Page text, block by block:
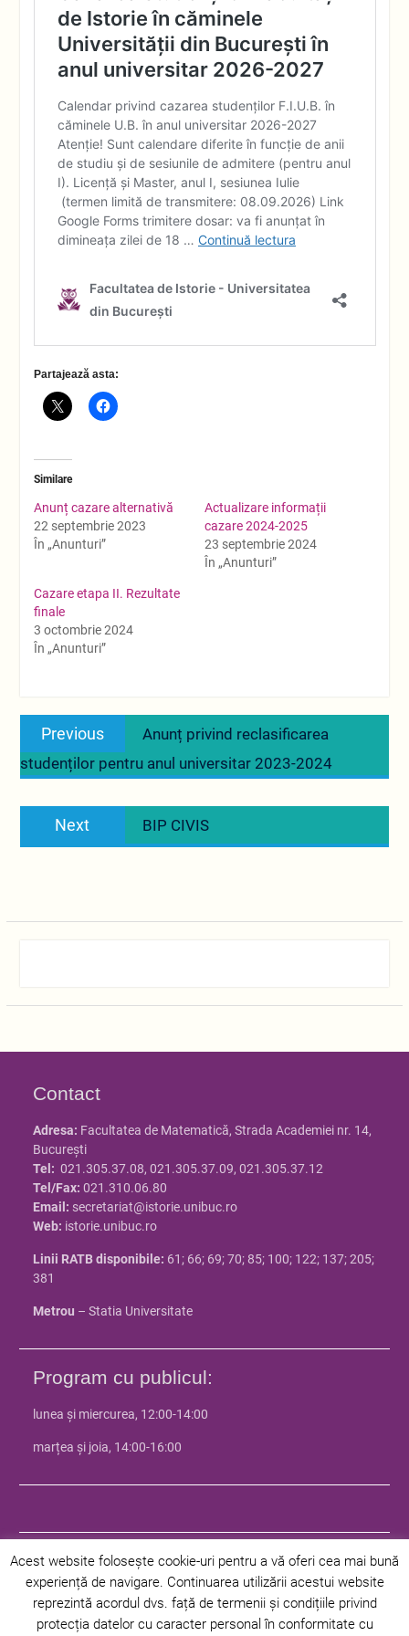
Partajează asta:
Similare
Anunț cazare alternativă
22 septembrie 2023
În „Anunturi”
Actualizare informații
cazare 2024-2025
23 septembrie 2024
În „Anunturi”
Cazare etapa II. Rezultate
finale
3 octombrie 2024
În „Anunturi”
Navigare
articole
Previous
post:
Anunț privind reclasificarea
studenților pentru anul universitar 2023-2024
Next
post:
BIP CIVIS
Contact
Adresa: Facultatea de Matematică, Strada Academiei nr. 14,
Bucureşti
Tel: 021.305.37.08, 021.305.37.09, 021.305.37.12
Tel/Fax: 021.310.06.80
Email: secretariat@istorie.unibuc.ro
Web: istorie.unibuc.ro
Linii RATB disponibile: 61; 66; 69; 70; 85; 100; 122; 137; 205;
381
Metrou – Statia Universitate
Program cu publicul:
lunea și miercurea, 12:00-14:00
marțea și joia, 14:00-16:00
© 2024 Facultatea de Istorie - Universitatea din Bucuresti | Toate
drepturile rezervate |
Politica de confidentialitate |Politica privind
Acest website folosește cookie-uri pentru a vă oferi cea mai bună
experiență de navigare. Continuarea utilizării acestui website
reprezintă acordul dvs. față de termenii și condițiile privind
protecția datelor cu caracter personal în conformitate cu